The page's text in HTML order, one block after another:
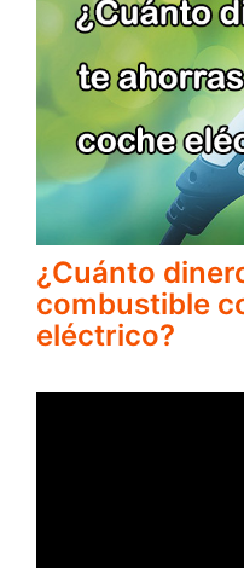
¿Cuánto
combustible
eléctrico?